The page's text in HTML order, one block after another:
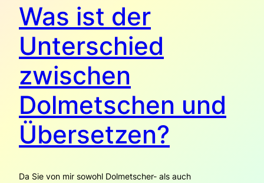
Was ist der
Unterschied
zwischen
Dolmetschen und
Übersetzen?
Da Sie von mir sowohl Dolmetscher- als auch